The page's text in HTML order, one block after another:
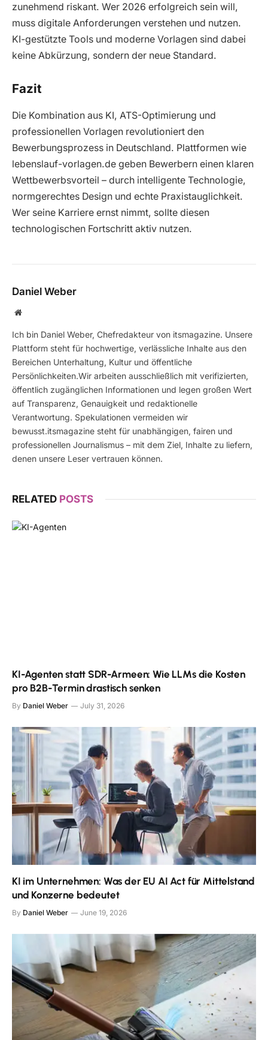
zunehmend riskant. Wer 2026 erfolgreich sein will,
muss digitale Anforderungen verstehen und nutzen.
KI-gestützte Tools und moderne Vorlagen sind dabei
keine Abkürzung, sondern der neue Standard.
Fazit
Die Kombination aus KI, ATS-Optimierung und
professionellen Vorlagen revolutioniert den
Bewerbungsprozess in Deutschland. Plattformen wie
lebenslauf-vorlagen.de geben Bewerbern einen klaren
Wettbewerbsvorteil – durch intelligente Technologie,
normgerechtes Design und echte Praxistauglichkeit.
Wer seine Karriere ernst nimmt, sollte diesen
technologischen Fortschritt aktiv nutzen.
Daniel Weber
Website
Ich bin Daniel Weber, Chefredakteur von itsmagazine. Unsere
Plattform steht für hochwertige, verlässliche Inhalte aus den
Bereichen Unterhaltung, Kultur und öffentliche
Persönlichkeiten.Wir arbeiten ausschließlich mit verifizierten,
öffentlich zugänglichen Informationen und legen großen Wert
auf Transparenz, Genauigkeit und redaktionelle
Verantwortung. Spekulationen vermeiden wir
bewusst.itsmagazine steht für unabhängigen, fairen und
professionellen Journalismus – mit dem Ziel, Inhalte zu liefern,
denen unsere Leser vertrauen können.
RELATED POSTS
KI-Agenten statt SDR-Armeen: Wie LLMs die Kosten
pro B2B-Termin drastisch senken
By Daniel Weber July 31, 2026
KI im Unternehmen: Was der EU AI Act für Mittelstand
und Konzerne bedeutet
By Daniel Weber June 19, 2026